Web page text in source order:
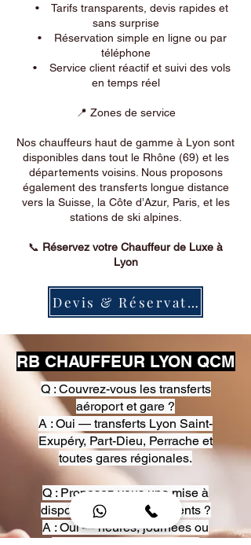
• Tarifs transparents, devis rapides et
sans surprise
• Réservation simple en ligne ou par
téléphone
• Service client réactif et suivi des vols
en temps réel
📍 Zones de service
Nos chauffeurs haut de gamme à Lyon sont
disponibles dans tout le Rhône (69) et les
départements voisins. Nous proposons
également des transferts longue distance
vers la Suisse, la Côte d’Azur, Paris, et les
stations de ski alpines.
📞 Réservez votre Chauffeur de Luxe à
Lyon
Devis & Réservation
RB CHAUFFEUR LYON QCM
Q : Couvrez-vous les transferts
aéroport et gare ?
A : Oui — transferts Lyon Saint-
Exupéry, Part-Dieu, Perrache et
toutes gares régionales.
Q : Proposez-vous une mise à
disposition pour événements ?
A : Oui — heures, journées ou